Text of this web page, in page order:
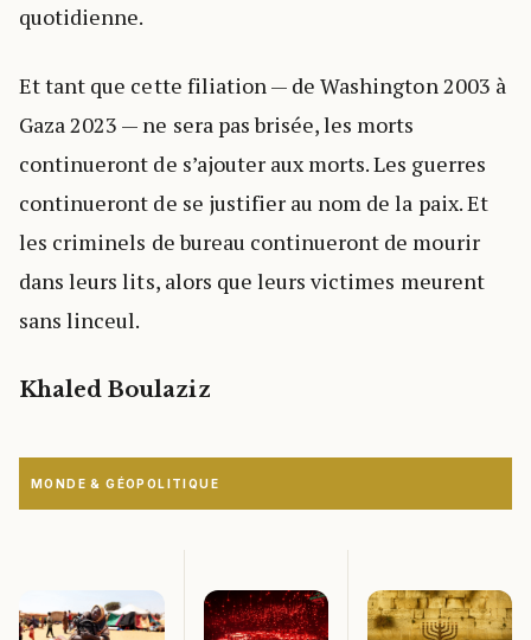
quotidienne.
Et tant que cette filiation — de Washington 2003 à
Gaza 2023 — ne sera pas brisée, les morts
continueront de s’ajouter aux morts. Les guerres
continueront de se justifier au nom de la paix. Et
les criminels de bureau continueront de mourir
dans leurs lits, alors que leurs victimes meurent
sans linceul.
Khaled Boulaziz
MONDE & GÉOPOLITIQUE